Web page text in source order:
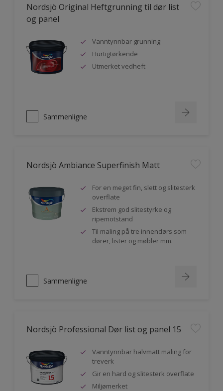
Nordsjö Original Heftgrunning til dør list
og panel
Vanntynnbar grunning
Hurtigtørkende
Utmerket vedheft
Sammenligne
Nordsjö Ambiance Superfinish Matt
For en meget fin, slett og slitesterk
overflate
Ekstrem god slitestyrke og
ripemotstand
Til maling på tre innendørs som
dører, lister og møbler mm.
Sammenligne
Nordsjö Professional Dør list og panel 15
Vanntynnbar halvmatt maling for
treverk
Gir en hard og slitesterk overflate
Miljømerket